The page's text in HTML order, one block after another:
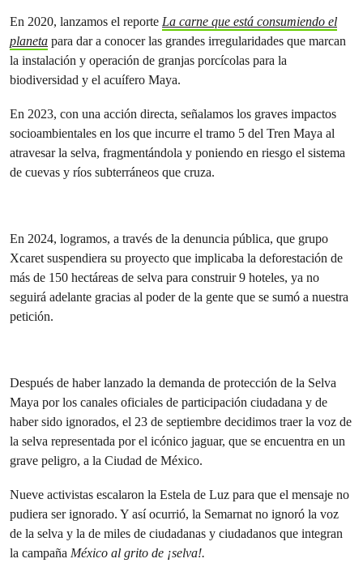
En 2020, lanzamos el reporte La carne que está consumiendo el
planeta para dar a conocer las grandes irregularidades que marcan
la instalación y operación de granjas porcícolas para la
biodiversidad y el acuífero Maya.
En 2023, con una acción directa, señalamos los graves impactos
socioambientales en los que incurre el tramo 5 del Tren Maya al
atravesar la selva, fragmentándola y poniendo en riesgo el sistema
de cuevas y ríos subterráneos que cruza.
En 2024, logramos, a través de la denuncia pública, que grupo
Xcaret suspendiera su proyecto que implicaba la deforestación de
más de 150 hectáreas de selva para construir 9 hoteles, ya no
seguirá adelante gracias al poder de la gente que se sumó a nuestra
petición.
Después de haber lanzado la demanda de protección de la Selva
Maya por los canales oficiales de participación ciudadana y de
haber sido ignorados, el 23 de septiembre decidimos traer la voz de
la selva representada por el icónico jaguar, que se encuentra en un
grave peligro, a la Ciudad de México.
Nueve activistas escalaron la Estela de Luz para que el mensaje no
pudiera ser ignorado. Y así ocurrió, la Semarnat no ignoró la voz
de la selva y la de miles de ciudadanas y ciudadanos que integran
la campaña México al grito de ¡selva!.